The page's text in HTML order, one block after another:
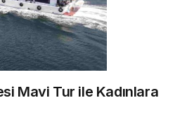
Mavi Tur ile Kadınlara